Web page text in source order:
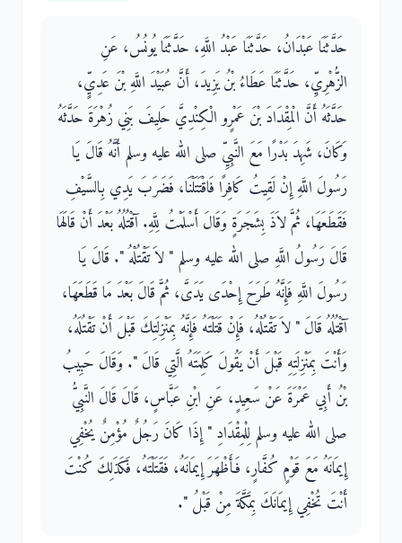
حَدَّثَنَا عَبْدَانُ، حَدَّثَنَا عَبْدُ اللَّهِ، حَدَّثَنَا يُونُسُ، عَنِ
الزُّهْرِيِّ، حَدَّثَنَا عَطَاءُ بْنُ يَزِيدَ، أَنَّ عُبَيْدَ اللَّهِ بْنَ عَدِيٍّ،
حَدَّثَهُ أَنَّ الْمِقْدَادَ بْنَ عَمْرٍو الْكِنْدِيَّ حَلِيفَ بَنِي زُهْرَةَ حَدَّثَهُ
وَكَانَ، شَهِدَ بَدْرًا مَعَ النَّبِيِّ صلى الله عليه وسلم أَنَّهُ قَالَ يَا
رَسُولَ اللَّهِ إِنْ لَقِيتُ كَافِرًا فَاقْتَتَلْنَا، فَضَرَبَ يَدِي بِالسَّيْفِ
فَقَطَعَهَا، ثُمَّ لاَذَ بِشَجَرَةٍ وَقَالَ أَسْلَمْتُ لِلَّهِ‏.‏ آقْتُلُهُ بَعْدَ أَنْ قَالَهَا
قَالَ رَسُولُ اللَّهِ صلى الله عليه وسلم ‏"‏ لاَ تَقْتُلْهُ ‏"‏‏.‏ قَالَ يَا
رَسُولَ اللَّهِ فَإِنَّهُ طَرَحَ إِحْدَى يَدَىَّ، ثُمَّ قَالَ بَعْدَ مَا قَطَعَهَا،
آقْتُلُهُ قَالَ ‏"‏ لاَ تَقْتُلْهُ، فَإِنْ قَتَلْتَهُ فَإِنَّهُ بِمَنْزِلَتِكَ قَبْلَ أَنْ تَقْتُلَهُ،
وَأَنْتَ بِمَنْزِلَتِهِ قَبْلَ أَنْ يَقُولَ كَلِمَتَهُ الَّتِي قَالَ ‏"‏‏.‏ وَقَالَ حَبِيبُ
بْنُ أَبِي عَمْرَةَ عَنْ سَعِيدٍ، عَنِ ابْنِ عَبَّاسٍ، قَالَ قَالَ النَّبِيُّ
صلى الله عليه وسلم لِلْمِقْدَادِ ‏"‏ إِذَا كَانَ رَجُلٌ مُؤْمِنٌ يُخْفِي
إِيمَانَهُ مَعَ قَوْمٍ كُفَّارٍ، فَأَظْهَرَ إِيمَانَهُ، فَقَتَلْتَهُ، فَكَذَلِكَ كُنْتَ
أَنْتَ تُخْفِي إِيمَانَكَ بِمَكَّةَ مِنْ قَبْلُ ‏"‏‏.‏